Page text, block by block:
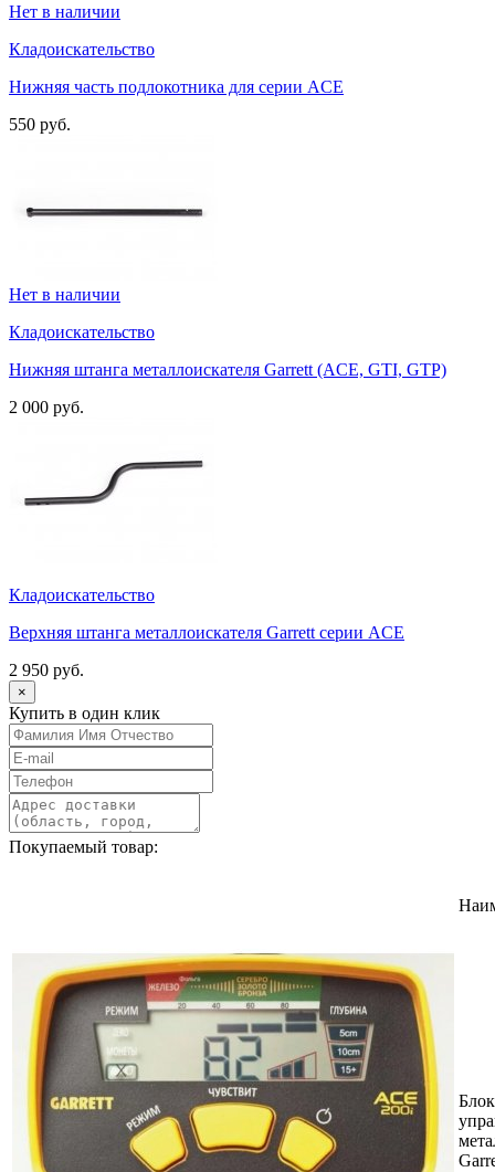
Нет в наличии
Кладоискательство
Нижняя часть подлокотника для серии ACE
550 руб.
Нет в наличии
Кладоискательство
Нижняя штанга металлоискателя Garrett (ACE, GTI, GTP)
2 000 руб.
Кладоискательство
Верхняя штанга металлоискателя Garrett серии ACE
2 950 руб.
×
Купить в один клик
Покупаемый товар:
Блок